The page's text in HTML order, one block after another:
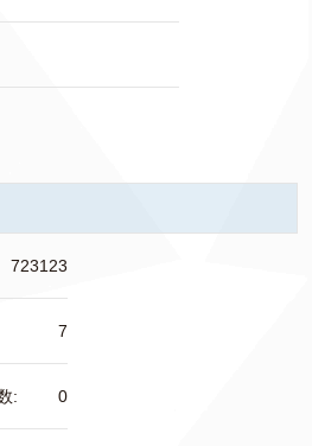
723123
7
0
: